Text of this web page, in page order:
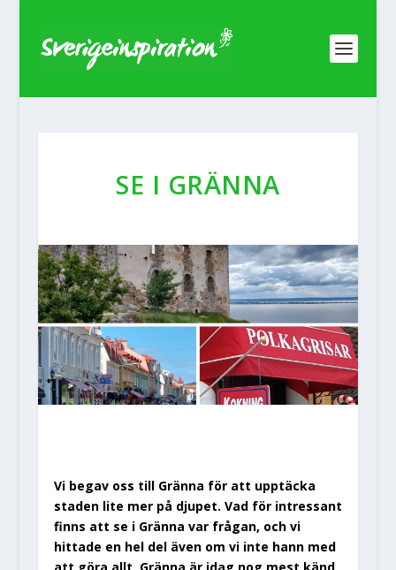
SE I GRÄNNA
Vi begav oss till Gränna för att upptäcka
staden lite mer på djupet. Vad för intressant
finns att se i Gränna var frågan, och vi
hittade en hel del även om vi inte hann med